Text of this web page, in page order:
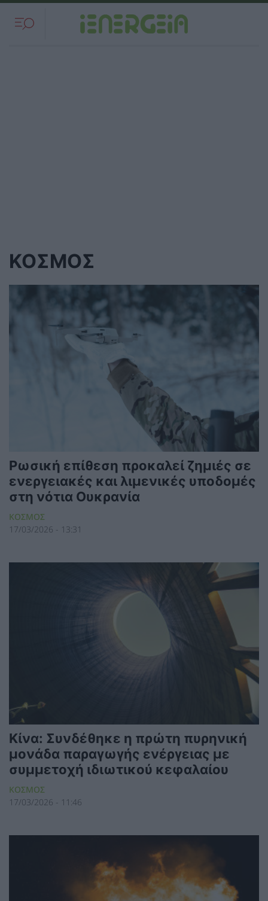
ΚΟΣΜΟΣ
Ρωσική επίθεση προκαλεί ζημιές σε
ενεργειακές και λιμενικές υποδομές
στη νότια Ουκρανία
ΚΟΣΜΟΣ
17/03/2026 - 13:31
Κίνα: Συνδέθηκε η πρώτη πυρηνική
μονάδα παραγωγής ενέργειας με
συμμετοχή ιδιωτικού κεφαλαίου
ΚΟΣΜΟΣ
17/03/2026 - 11:46